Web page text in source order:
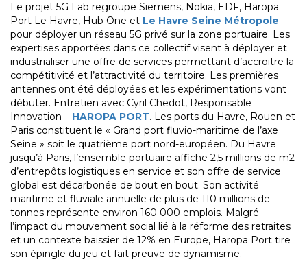
Le projet 5G Lab regroupe Siemens, Nokia, EDF, Haropa
Port Le Havre, Hub One et Le Havre Seine Métropole
pour déployer un réseau 5G privé sur la zone portuaire. Les
expertises apportées dans ce collectif visent à déployer et
industrialiser une offre de services permettant d’accroitre la
compétitivité et l’attractivité du territoire. Les premières
antennes ont été déployées et les expérimentations vont
débuter. Entretien avec Cyril Chedot, Responsable
Innovation – HAROPA PORT. Les ports du Havre, Rouen et
Paris constituent le « Grand port fluvio-maritime de l’axe
Seine » soit le quatrième port nord-européen. Du Havre
jusqu’à Paris, l’ensemble portuaire affiche 2,5 millions de m2
d’entrepôts logistiques en service et son offre de service
global est décarbonée de bout en bout. Son activité
maritime et fluviale annuelle de plus de 110 millions de
tonnes représente environ 160 000 emplois. Malgré
l’impact du mouvement social lié à la réforme des retraites
et un contexte baissier de 12% en Europe, Haropa Port tire
son épingle du jeu et fait preuve de dynamisme.